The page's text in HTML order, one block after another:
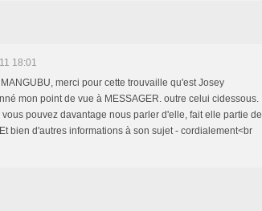
18:01
merci pour cette trouvaille qu'est Josey
mon point de vue à MESSAGER. outre celui cidessous.
pouvez davantage nous parler d'elle, fait elle partie de
bien d'autres informations à son sujet - cordialement<br